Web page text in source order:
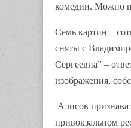
комедии. Можно
Семь картин –
сняты с
Сергеевна” –
изображения,
Алисов
привокзальном